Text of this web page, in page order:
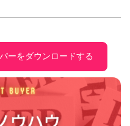
ーをダウンロードする